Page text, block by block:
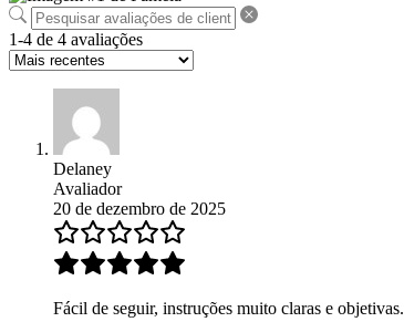
1-4 de 4 avaliações
Delaney
Avaliador
20 de dezembro de 2025
Fácil de seguir, instruções muito claras e objetivas.